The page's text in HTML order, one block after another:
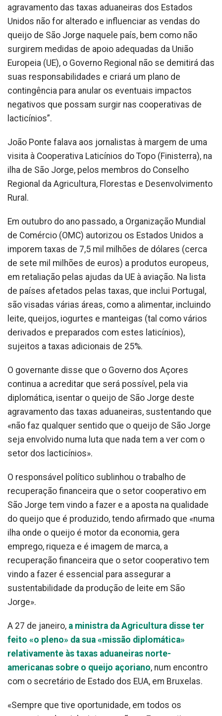
agravamento das taxas aduaneiras dos Estados
Unidos não for alterado e influenciar as vendas do
queijo de São Jorge naquele país, bem como não
surgirem medidas de apoio adequadas da União
Europeia (UE), o Governo Regional não se demitirá das
suas responsabilidades e criará um plano de
contingência para anular os eventuais impactos
negativos que possam surgir nas cooperativas de
lacticínios”.
João Ponte falava aos jornalistas à margem de uma
visita à Cooperativa Laticínios do Topo (Finisterra), na
ilha de São Jorge, pelos membros do Conselho
Regional da Agricultura, Florestas e Desenvolvimento
Rural.
Em outubro do ano passado, a Organização Mundial
de Comércio (OMC) autorizou os Estados Unidos a
imporem taxas de 7,5 mil milhões de dólares (cerca
de sete mil milhões de euros) a produtos europeus,
em retaliação pelas ajudas da UE à aviação. Na lista
de países afetados pelas taxas, que inclui Portugal,
são visadas várias áreas, como a alimentar, incluindo
leite, queijos, iogurtes e manteigas (tal como vários
derivados e preparados com estes laticínios),
sujeitos a taxas adicionais de 25%.
O governante disse que o Governo dos Açores
continua a acreditar que será possível, pela via
diplomática, isentar o queijo de São Jorge deste
agravamento das taxas aduaneiras, sustentando que
«não faz qualquer sentido que o queijo de São Jorge
seja envolvido numa luta que nada tem a ver com o
setor dos lacticínios».
O responsável político sublinhou o trabalho de
recuperação financeira que o setor cooperativo em
São Jorge tem vindo a fazer e a aposta na qualidade
do queijo que é produzido, tendo afirmado que «numa
ilha onde o queijo é motor da economia, gera
emprego, riqueza e é imagem de marca, a
recuperação financeira que o setor cooperativo tem
vindo a fazer é essencial para assegurar a
sustentabilidade da produção de leite em São
Jorge».
A 27 de janeiro, a ministra da Agricultura disse ter
feito «o pleno» da sua «missão diplomática»
relativamente às taxas aduaneiras norte-
americanas sobre o queijo açoriano, num encontro
com o secretário de Estado dos EUA, em Bruxelas.
«Sempre que tive oportunidade, em todos os